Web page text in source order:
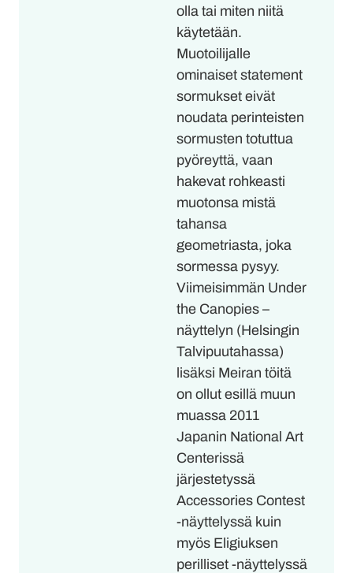
olla tai miten niitä
käytetään.
Muotoilijalle
ominaiset statement
sormukset eivät
noudata perinteisten
sormusten totuttua
pyöreyttä, vaan
hakevat rohkeasti
muotonsa mistä
tahansa
geometriasta, joka
sormessa pysyy.
Viimeisimmän Under
the Canopies –
näyttelyn (Helsingin
Talvipuutahassa)
lisäksi Meiran töitä
on ollut esillä muun
muassa 2011
Japanin National Art
Centerissä
järjestetyssä
Accessories Contest
-näyttelyssä kuin
myös Eligiuksen
perilliset -näyttelyssä